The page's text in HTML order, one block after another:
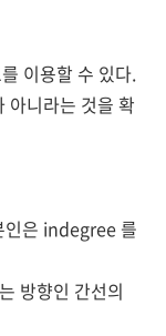
이용할 수 있다.
아니라는 것을 확
인은 indegree 를
방향인 간선의